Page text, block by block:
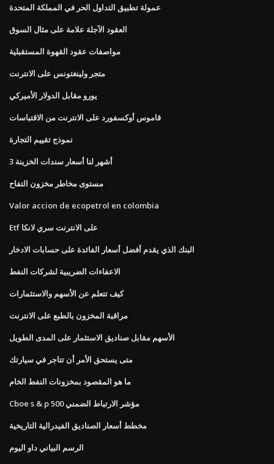
عمولة تطبيق التداول الحر في المملكة المتحدة
العقود الآجلة علامة على مثال السوق
مواصفات عقود القهوة المستقبلية
متجر ولينغتونس على الانترنت
يورو مقابل الدولار الأميركي
قاموس أوكسفورد على الانترنت من الاقتباسات
نموذج تقييم التجارة
3 أشهر لنا أسعار سندات الخزينة
مستوى مخاطر مخزون التفاح
Valor accion de ecopetrol en colombia
Etf على الانترنت سري لانكا
البنك الذي يقدم أفضل أسعار الفائدة على حسابات الادخار
الاعفاءات الضريبية لشركات النفط
كيف تتعلم عن الأسهم والاستثمارات
مراقبة المخزون بالطبع على الانترنت
الأسهم مقابل صناديق الاستثمار على المدى الطويل
متى يستحق الأمر أن تتاجر في سيارتك
ما هو المقصود بمخزونات النفط الخام
Cboe s & p 500 مؤشر الارتباط الضمني
مخطط أسعار الصناديق الفيدرالية التاريخية
الرسم البياني داو اليوم